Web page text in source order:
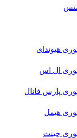
هیوندای
ال اس
پارس فانال
هیمل
چینت